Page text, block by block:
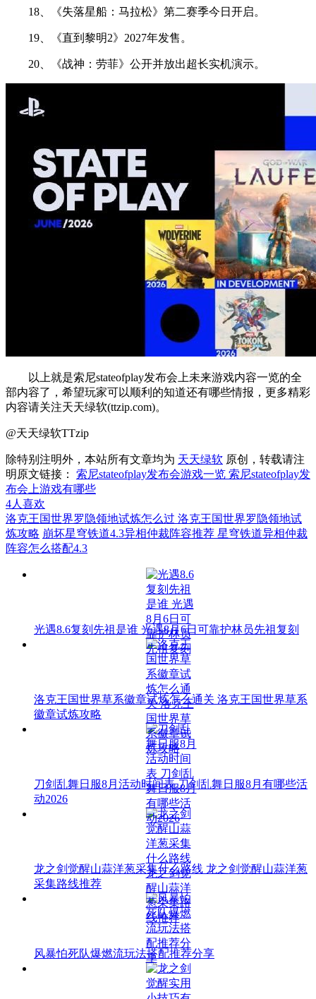
18、《失落星船：马拉松》第二赛季今日开启。
19、《直到黎明2》2027年发售。
20、《战神：劳菲》公开并放出超长实机演示。
以上就是索尼stateofplay发布会上未来游戏内容一览的全
部内容了，希望玩家可以顺利的知道还有哪些情报，更多精彩
内容请关注天天绿软(ttzip.com)。
@天天绿软TTzip
除特别注明外，本站所有文章均为 天天绿软 原创，转载请注
明原文链接： 索尼stateofplay发布会游戏一览 索尼stateofplay发
布会上游戏有哪些
4人喜欢
洛克王国世界罗隐领地试炼怎么过 洛克王国世界罗隐领地试
炼攻略 崩坏星穹铁道4.3异相仲裁阵容推荐 星穹铁道异相仲裁
阵容怎么搭配4.3
光遇8.6复刻先祖是谁 光遇8月6日可靠护林员先祖复刻
洛克王国世界草系徽章试炼怎么通关 洛克王国世界草系
徽章试炼攻略
刀剑乱舞日服8月活动时间表 刀剑乱舞日服8月有哪些活
动2026
龙之剑觉醒山蒜洋葱采集什么路线 龙之剑觉醒山蒜洋葱
采集路线推荐
风暴怕死队爆燃流玩法搭配推荐分享